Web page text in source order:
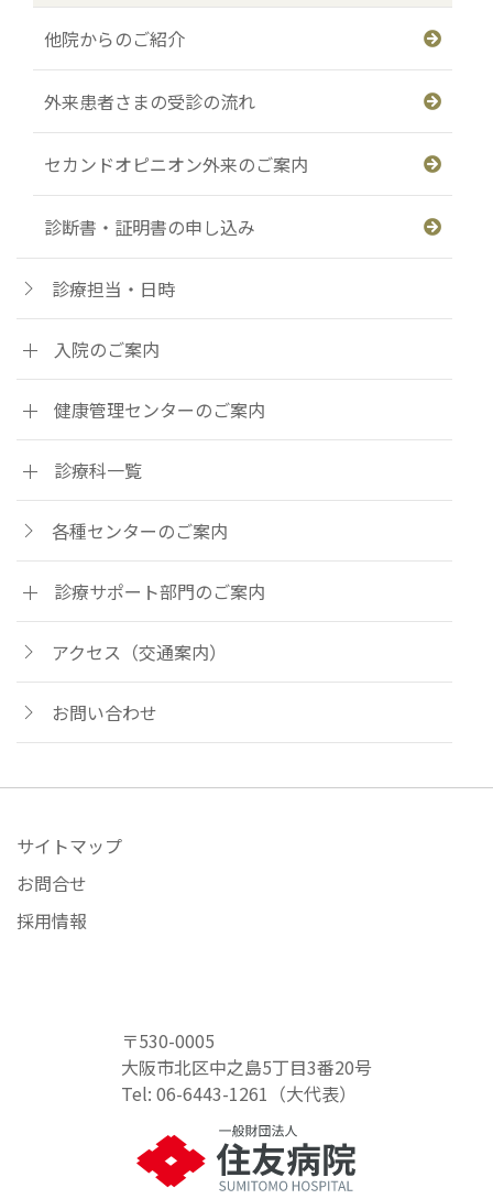
他院からのご紹介
外来患者さまの受診の流れ
セカンドオピニオン外来のご案内
診断書・証明書の申し込み
診療担当・日時
入院のご案内
健康管理センターのご案内
診療科一覧
各種センターのご案内
診療サポート部門のご案内
アクセス（交通案内）
お問い合わせ
サイトマップ
お問合せ
採用情報
〒530-0005
大阪市北区中之島5丁目3番20号
Tel: 06-6443-1261（大代表）